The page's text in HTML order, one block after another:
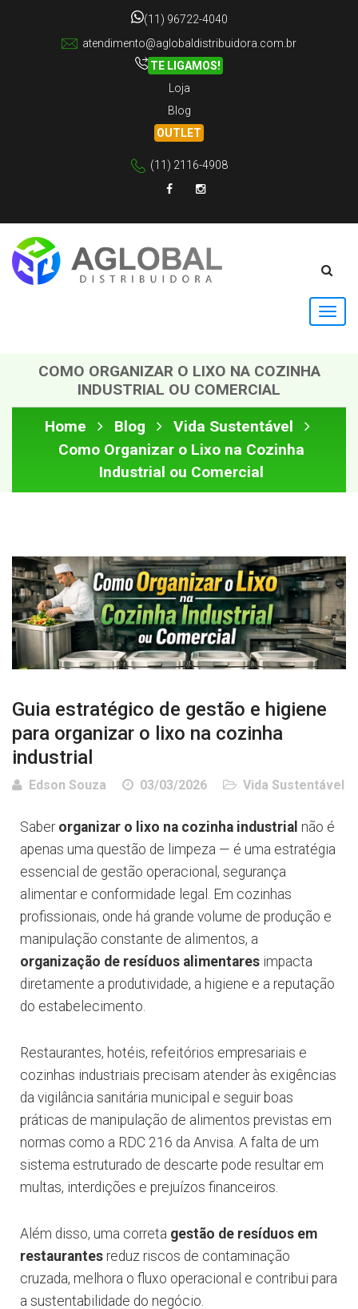
(11) 96722-4040
atendimento@aglobaldistribuidora.com.br
TE LIGAMOS!
Loja
Blog
OUTLET
(11) 2116-4908
COMO ORGANIZAR O LIXO NA COZINHA
INDUSTRIAL OU COMERCIAL
Home
Blog
Vida Sustentável
Como Organizar o Lixo na Cozinha
Industrial ou Comercial
Guia estratégico de gestão e higiene
para organizar o lixo na cozinha
industrial
Edson Souza 03/03/2026 Vida Sustentável
Saber organizar o lixo na cozinha industrial não é
apenas uma questão de limpeza — é uma estratégia
essencial de gestão operacional, segurança
alimentar e conformidade legal. Em cozinhas
profissionais, onde há grande volume de produção e
manipulação constante de alimentos, a
organização de resíduos alimentares impacta
diretamente a produtividade, a higiene e a reputação
do estabelecimento.
Restaurantes, hotéis, refeitórios empresariais e
cozinhas industriais precisam atender às exigências
da vigilância sanitária municipal e seguir boas
práticas de manipulação de alimentos previstas em
normas como a RDC 216 da Anvisa. A falta de um
sistema estruturado de descarte pode resultar em
multas, interdições e prejuízos financeiros.
Além disso, uma correta gestão de resíduos em
restaurantes reduz riscos de contaminação
cruzada, melhora o fluxo operacional e contribui para
a sustentabilidade do negócio.